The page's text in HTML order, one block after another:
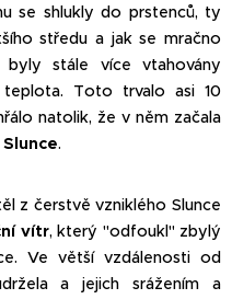
se shlukly do prstenců, ty
středu a jak se mračno
stále více vtahovány
Toto trvalo asi 10
natolik, že v něm začala
.
z čerstvě vzniklého Slunce
vítr, který "odfoukl" zbylý
Ve větší vzdálenosti od
a jejich srážením a